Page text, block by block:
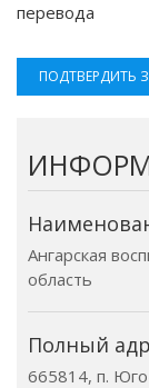
перевода
ПОДТВЕРДИТЬ
Ангарская
область
Полный
665814, п.